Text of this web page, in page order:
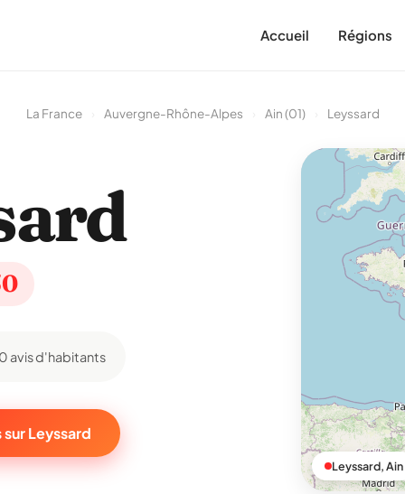
Accueil Régions
La France Auvergne-Rhône-Alpes Ain (01) Leyssard
avis d'habitants
Leyssard
Leyssard, Ain